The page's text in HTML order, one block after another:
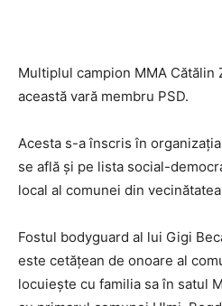
Multiplul campion MMA Cătălin
această vară membru PSD.
Acesta s-a înscris în
se află și pe lista social-
local al comunei din
Fostul bodyguard al lui Gigi
este cetățean de onoare al
locuiește cu familia sa în satul